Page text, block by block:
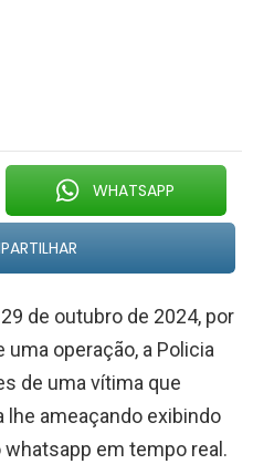
WHATSAPP
de outubro de 2024, por
operação, a Policia
de uma vítima que
lhe ameaçando exibindo
em tempo real.